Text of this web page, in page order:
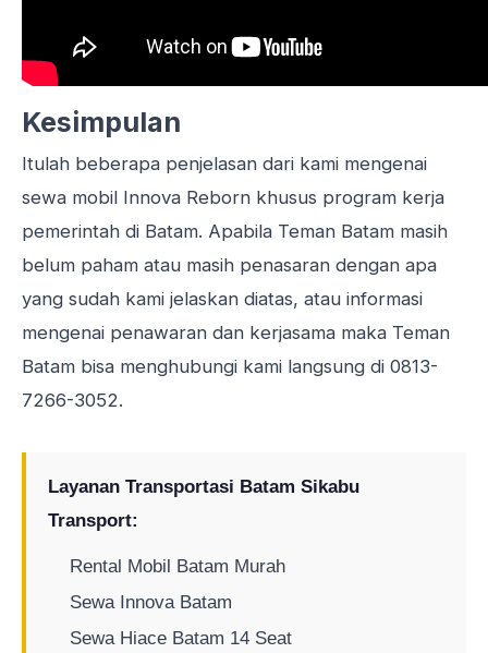
Kesimpulan
Itulah beberapa penjelasan dari kami mengenai
sewa mobil Innova Reborn khusus program kerja
pemerintah di Batam. Apabila Teman Batam masih
belum paham atau masih penasaran dengan apa
yang sudah kami jelaskan diatas, atau informasi
mengenai penawaran dan kerjasama maka Teman
Batam bisa menghubungi kami langsung di 0813-
7266-3052.
Layanan Transportasi Batam Sikabu
Transport:
Rental Mobil Batam Murah
Sewa Innova Batam
Sewa Hiace Batam 14 Seat